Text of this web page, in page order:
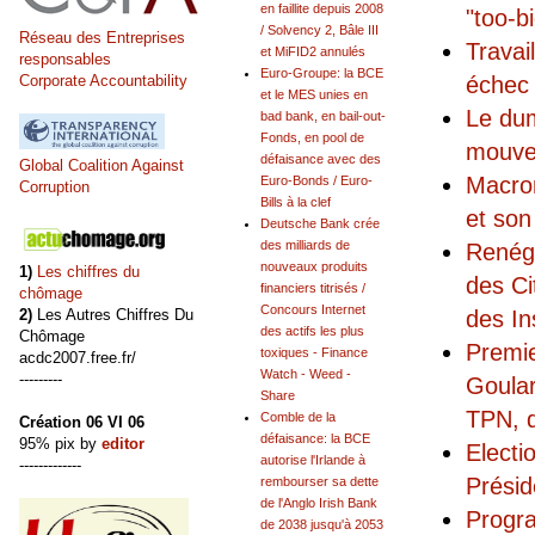
"too-
Le
et
des
des
TPN,
en faillite depuis 2008
/ Solvency 2, Bâle III
et MiFID2 annulés
Euro-Groupe: la BCE
et le MES unies en
bad bank, en bail-out-
Fonds, en pool de
défaisance avec des
Euro-Bonds / Euro-
Bills à la clef
Deutsche Bank crée
des milliards de
nouveaux produits
financiers titrisés /
Concours Internet
des actifs les plus
toxiques - Finance
Watch - Weed -
Share
Comble de la
défaisance: la BCE
autorise l'Irlande à
rembourser sa dette
de l'Anglo Irish Bank
de 2038 jusqu'à 2053
Réseau des Entreprises
responsables
Corporate Accountability
Global Coalition Against
Corruption
1) Les chiffres du
chômage
2) Les Autres Chiffres Du
Chômage
acdc2007.free.fr/
---------
Création 06 VI 06
95% pix by editor
-------------